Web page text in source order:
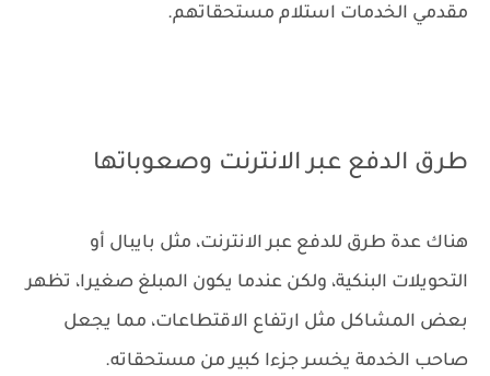
مقدمي الخدمات استلام مستحقاتهم.
طرق الدفع عبر الانترنت وصعوباتها
هناك عدة طرق للدفع عبر الانترنت، مثل بايبال أو
التحويلات البنكية، ولكن عندما يكون المبلغ صغيرا، تظهر
بعض المشاكل مثل ارتفاع الاقتطاعات، مما يجعل
صاحب الخدمة يخسر جزءا كبير من مستحقاته.